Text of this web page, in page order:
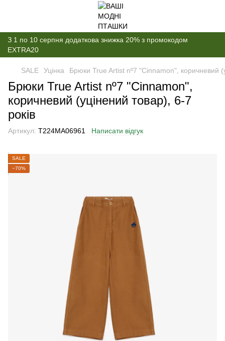
З 1 по 10 серпня додаткова знижка 20% з промокодом
EXTRA20
SALE Уцінка Брюки True Artist nº7 "Cinnamon", коричневий
Брюки True Artist nº7 "Cinnamon",
коричневий (уцінений товар), 6-7
років
Артикул: T224MA06961 Написати відгук
SALE
−70%